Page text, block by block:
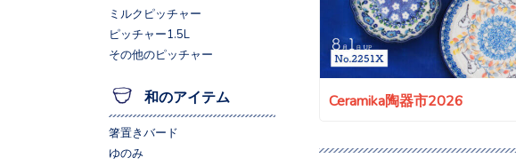
Ceramika陶器市2026
ミルクピッチャー
ピッチャー1.5L
その他のピッチャー
和のアイテム
箸置きバード
ゆのみ